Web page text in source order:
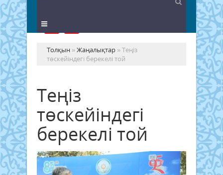
Толқын »Жаңалықтар » Теңіз
төскейіндегі берекелі той
Теңіз
төскейіндегі
берекелі той